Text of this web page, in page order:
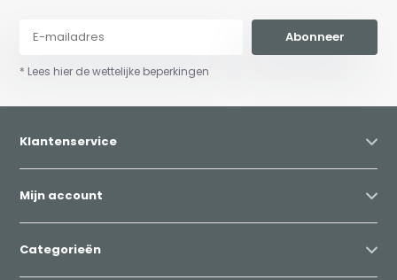
Abonneer
* Lees hier de wettelijke beperkingen
Klantenservice
Mijn account
Categorieën